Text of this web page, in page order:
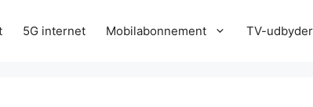
5G internet Mobilabonnement TV-